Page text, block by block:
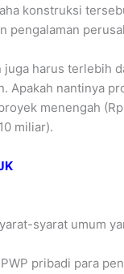
konstruksi
pengalaman
juga harus terlebih
Apakah nantinya
menengah
miliar).
syarat umum
pribadi para